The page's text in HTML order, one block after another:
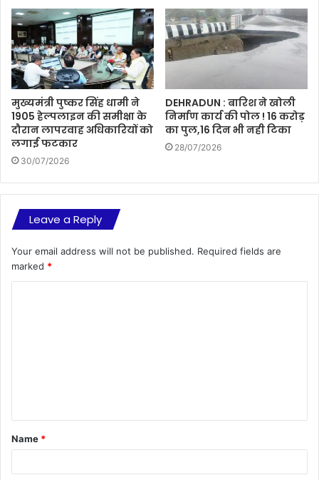
मुख्यमंत्री पुष्कर सिंह धामी ने
1905 हेल्पलाइन की समीक्षा के
दौरान लापरवाह अधिकारियों को
लगाई फटकार
30/07/2026
DEHRADUN : बारिश ने खोली
निर्माण कार्य की पोल ! 16 करोड़
का पुल,16 दिन भी नही टिका
28/07/2026
Leave a Reply
Your email address will not be published. Required fields are
marked *
t
*
Name *